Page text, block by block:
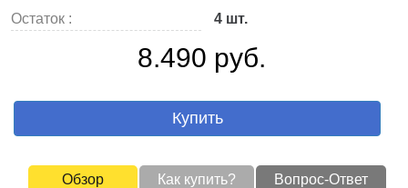
Остаток : 4 шт.
8.490 руб.
Купить
Обзор Как купить? Вопрос-Ответ